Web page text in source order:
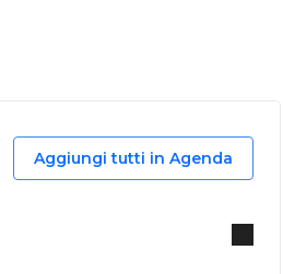
Aggiungi tutti in Agenda